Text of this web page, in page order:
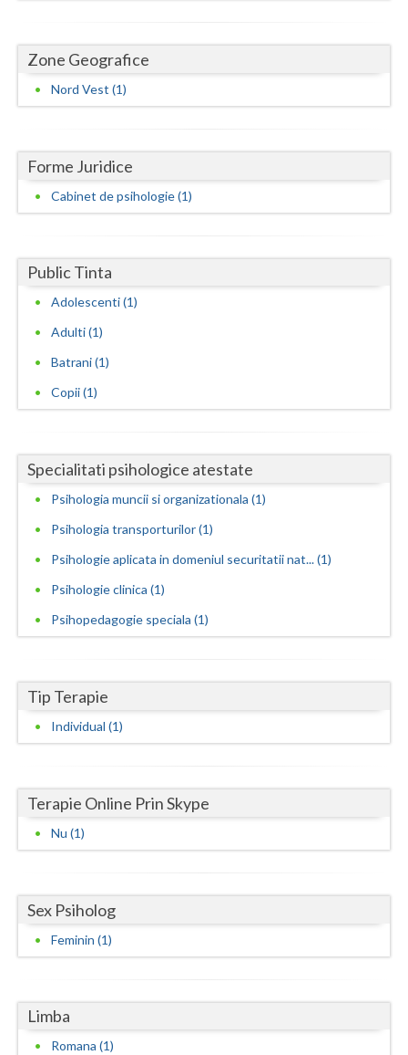
Harghita
Iasi
Ilfov
Mehedinti
Neamt
Olt
Salaj
Satu-Mare
Teleorman
Tulcea
Valcea
Vrancea
Zone Geografice
Nord Vest (1)
Forme Juridice
Cabinet de psihologie (1)
Public Tinta
Adolescenti (1)
Adulti (1)
Batrani (1)
Copii (1)
Specialitati psihologice atestate
Psihologia muncii si organizationala (1)
Psihologia transporturilor (1)
Psihologie aplicata in domeniul securitatii nat... (1)
Psihologie clinica (1)
Psihopedagogie speciala (1)
Tip Terapie
Individual (1)
Terapie Online Prin Skype
Nu (1)
Sex Psiholog
Feminin (1)
Limba
Romana (1)